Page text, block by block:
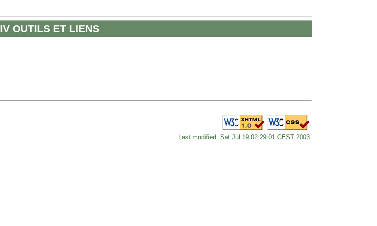
IV OUTILS ET LIENS
Last modified: Sat Jul 19 02:29:01 CEST 2003